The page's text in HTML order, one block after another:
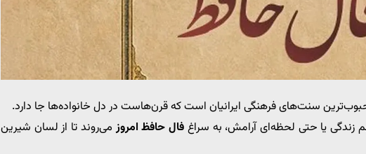
سنت‌های فرهنگی ایرانیان است که قرن‌هاست در دل خانواده‌ها جا دارد.
زندگی یا حتی لحظه‌ای آرامش، به سراغ فال حافظ امروزمی‌روند تا از لسان شیرین